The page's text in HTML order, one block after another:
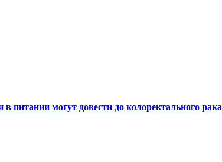
питании могут довести до колоректального рака